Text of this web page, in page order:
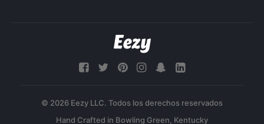
© 2026 Eezy LLC. Todos los derechos reservados